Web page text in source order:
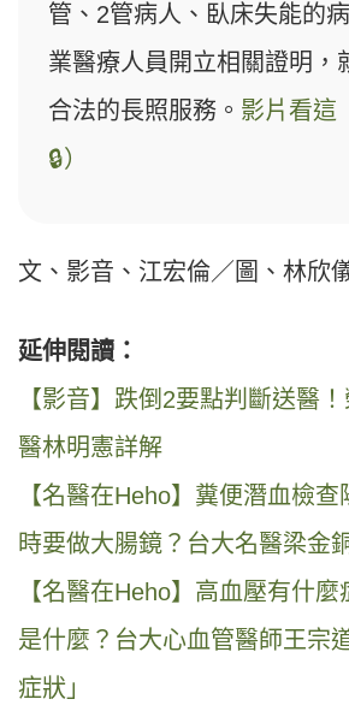
管、2管病人、臥床失能的
業醫療人員開立相關證明，
合法的長照服務。 影片看這
🔒）
文、影音、江宏倫／圖、林欣
延伸閱讀：
【影音】跌倒2要點判斷送醫
醫林明憲詳解
【名醫在Heho】糞便潛血檢
時要做大腸鏡？台大名醫梁金
【名醫在Heho】高血壓有什麼
是什麼？台大心血管醫師王宗
症狀」